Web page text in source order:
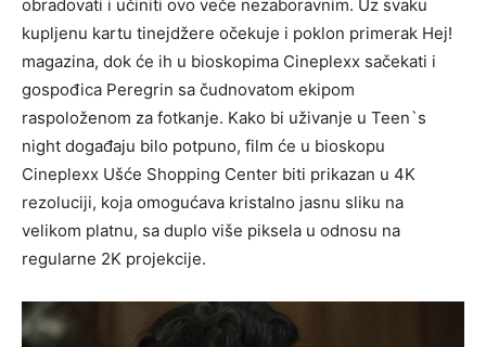
obradovati i učiniti ovo veče nezaboravnim. Uz svaku
kupljenu kartu tinejdžere očekuje i poklon primerak Hej!
magazina, dok će ih u bioskopima Cineplexx sačekati i
gospođica Peregrin sa čudnovatom ekipom
raspoloženom za fotkanje. Kako bi uživanje u Teen`s
night događaju bilo potpuno, film će u bioskopu
Cineplexx Ušće Shopping Center biti prikazan u 4K
rezoluciji, koja omogućava kristalno jasnu sliku na
velikom platnu, sa duplo više piksela u odnosu na
regularne 2K projekcije.